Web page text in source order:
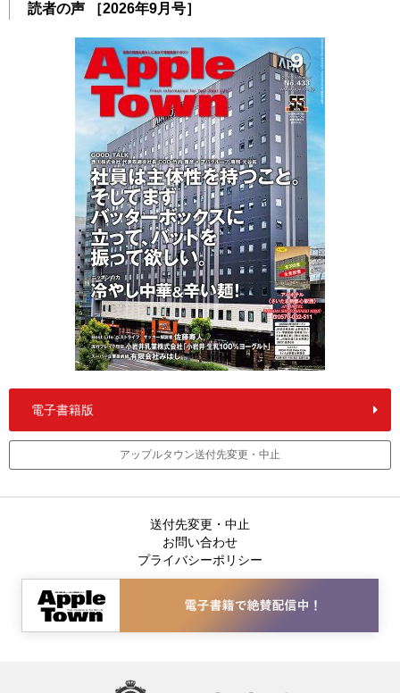
電子書籍版
アップルタウン送付先変更・中止
読者の声 ［2026年9月号］
送付先変更・中止
お問い合わせ
プライバシーポリシー